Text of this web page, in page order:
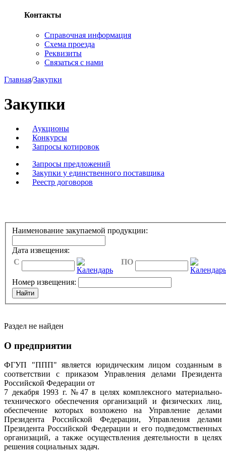
Контакты
Справочная информация
Схема проезда
Реквизиты
Связаться с нами
Главная/Закупки
Закупки
Аукционы
Конкурсы
Запросы котировок
Запросы предложений
Закупки у единственного поставщика
Реестр договоров
Наименование закупаемой продукции:
Дата извещения:
C
ПО
Номер извещения:
Раздел не найден
О предприятии
ФГУП "ППП" является юридическим лицом созданным в
соответствии с приказом Управления делами Президента
Российской Федерации от
7 декабря 1993 г. №47 в целях комплексного материально-
технического обеспечения организаций и физических лиц,
обеспечение которых возложено на Управление делами
Президента Российской Федерации, Управления делами
Президента Российской Федерации и его подведомственных
организаций, а также осуществления деятельности в целях
решения социальных задач.